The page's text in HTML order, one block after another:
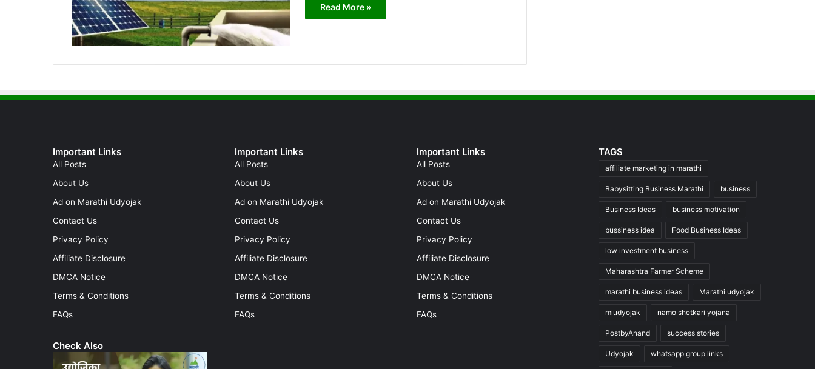
Read More »
Important Links
All Posts
About Us
Ad on Marathi Udyojak
Contact Us
Privacy Policy
Affiliate Disclosure
DMCA Notice
Terms & Conditions
FAQs
Check Also
Important Links
All Posts
About Us
Ad on Marathi Udyojak
Contact Us
Privacy Policy
Affiliate Disclosure
DMCA Notice
Terms & Conditions
FAQs
Important Links
All Posts
About Us
Ad on Marathi Udyojak
Contact Us
Privacy Policy
Affiliate Disclosure
DMCA Notice
Terms & Conditions
FAQs
TAGS
affiliate marketing in marathi
Babysitting Business Marathi business
Business Ideas business motivation
bussiness idea Food Business Ideas
low investment business
Maharashtra Farmer Scheme
marathi business ideas Marathi udyojak
miudyojak namo shetkari yojana
PostbyAnand success stories
Udyojak whatsapp group links